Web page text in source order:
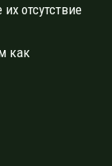
отсутствие
как